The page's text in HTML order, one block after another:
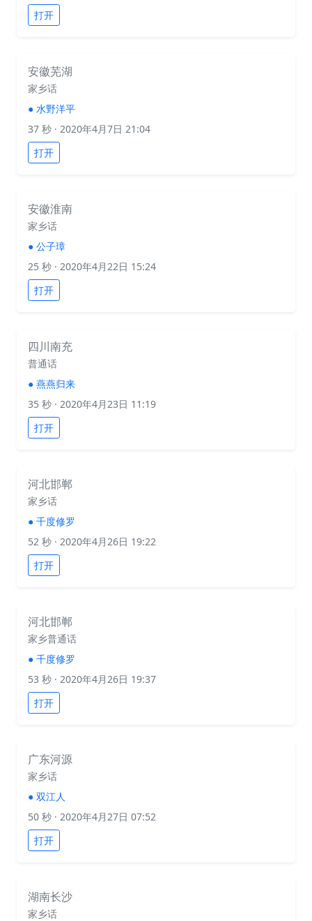
打开
安徽芜湖
家乡话
● 水野洋平
37 秒 · 2020年4月7日 21:04
打开
安徽淮南
家乡话
● 公子璋
25 秒 · 2020年4月22日 15:24
打开
四川南充
普通话
● 燕燕归来
35 秒 · 2020年4月23日 11:19
打开
河北邯郸
家乡话
● 千度修罗
52 秒 · 2020年4月26日 19:22
打开
河北邯郸
家乡普通话
● 千度修罗
53 秒 · 2020年4月26日 19:37
打开
广东河源
家乡话
● 双江人
50 秒 · 2020年4月27日 07:52
打开
湖南长沙
家乡话